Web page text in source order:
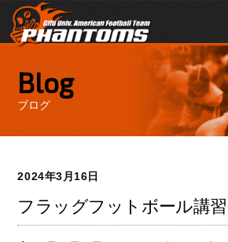
Blog
ブログ
2024年3月16日
フラッグフットボール講